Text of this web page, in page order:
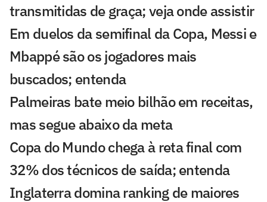
transmitidas de graça; veja onde assistir
Em duelos da semifinal da Copa, Messi e
Mbappé são os jogadores mais
buscados; entenda
Palmeiras bate meio bilhão em receitas,
mas segue abaixo da meta
Copa do Mundo chega à reta final com
32% dos técnicos de saída; entenda
Inglaterra domina ranking de maiores